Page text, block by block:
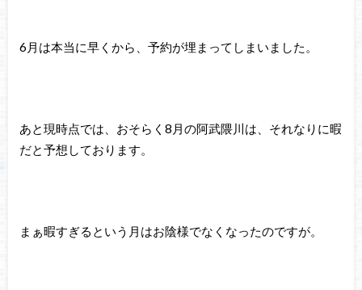
6月は本当に早くから、予約が埋まってしまいました。
あと現時点では、おそらく8月の阿武隈川は、それなりに暇
だと予想しております。
まぁ暇すぎるという月はお陰様でなくなったのですが。